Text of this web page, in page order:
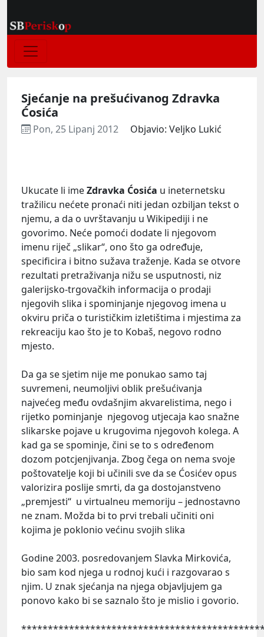
Sjećanje na prešućivanog Zdravka
Ćosića
Pon, 25 Lipanj 2012 Objavio: Veljko Lukić
Ukucate li imeZdravka Ćosića u ineternetsku
tražilicu nećete pronaći niti jedan ozbiljan tekst o
njemu, a da o uvrštavanju u Wikipediji i ne
govorimo. Neće pomoći dodate li njegovom
imenu riječ „slikar“, ono što ga određuje,
specificira i bitno sužava traženje. Kada se otvore
rezultati pretraživanja nižu se usputnosti, niz
galerijsko-trgovačkih informacija o prodaji
njegovih slika i spominjanje njegovog imena u
okviru priča o turističkim izletištima i mjestima za
rekreaciju kao što je to Kobaš, negovo rodno
mjesto.
Da ga se sjetim nije me ponukao samo taj
suvremeni, neumoljivi oblik prešućivanja
najvećeg među ovdašnjim akvarelistima, nego i
rijetko pominjanje njegovog utjecaja kao snažne
slikarske pojave u krugovima njegovoh kolega. A
kad ga se spominje, čini se to s određenom
dozom potcjenjivanja. Zbog čega on nema svoje
poštovatelje koji bi učinili sve da se Ćosićev opus
valorizira poslije smrti, da ga dostojanstveno
„premjesti“ u virtualneu memoriju – jednostavno
ne znam. Možda bi to prvi trebali učiniti oni
kojima je poklonio većinu svojih slika
Godine 2003. posredovanjem Slavka Mirkovića,
bio sam kod njega u rodnoj kući i razgovarao s
njim. U znak sjećanja na njega objavljujem ga
ponovo kako bi se saznalo što je mislio i govorio.